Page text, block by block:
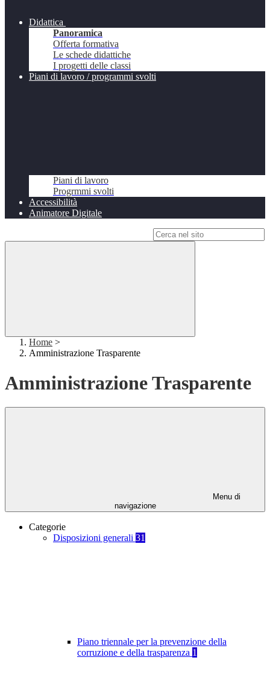
Didattica
Panoramica
Offerta formativa
Le schede didattiche
I progetti delle classi
Piani di lavoro / programmi svolti
Piani di lavoro
Progrmmi svolti
Accessibilità
Animatore Digitale
Home >
Amministrazione Trasparente
Amministrazione Trasparente
Menu di
navigazione
Categorie
Disposizioni generali 31
Piano triennale per la prevenzione della
corruzione e della trasparenza 1